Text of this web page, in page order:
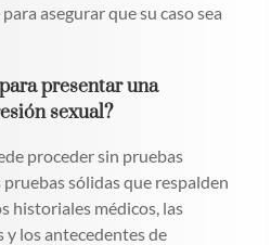
asegurar que su caso sea
presentar una
sexual?
proceder sin pruebas
sólidas que respalden
historiales médicos, las
y los antecedentes de